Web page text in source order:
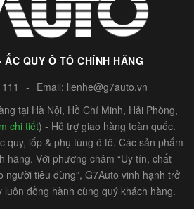
ẮC QUY Ô TÔ CHÍNH HÃNG
- Email: lienhe@g7auto.vn
tại Hà Nội, Hồ Chí Minh, Hải Phòng,
chi tiết) - Hỗ trợ giao hàng toàn quốc.
quy, lốp & phụ tùng ô tô. Các sản phẩm
hãng. Với phương châm “Uy tín, chất
người tiêu dùng”, G7Auto vinh hạnh trở
đồng hành cùng quý khách hàng.